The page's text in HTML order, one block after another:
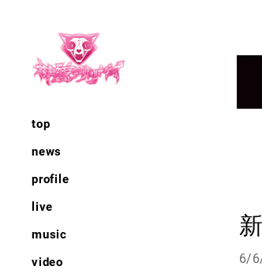
top
news
profile
live
music
video
6/